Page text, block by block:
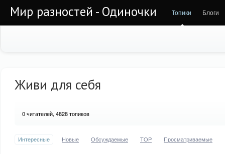
Мир разностей - Одиночки Топики Блоги
Живи для себя
0читателей, 4828 топиков
Интересные Новые Обсуждаемые TOP Просматриваемые